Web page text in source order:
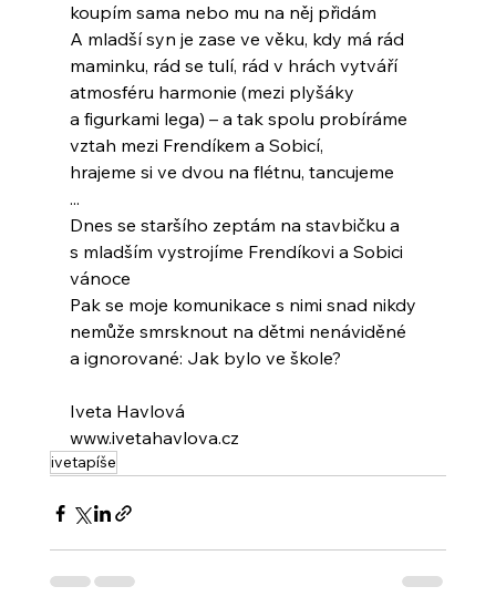
koupím sama nebo mu na něj přidám
A mladší syn je zase ve věku, kdy má rád
maminku, rád se tulí, rád v hrách vytváří
atmosféru harmonie (mezi plyšáky
a figurkami lega) – a tak spolu probíráme
vztah mezi Frendíkem a Sobicí,
hrajeme si ve dvou na flétnu, tancujeme
...
Dnes se staršího zeptám na stavbičku a
s mladším vystrojíme Frendíkovi a Sobici
vánoce
Pak se moje komunikace s nimi snad nikdy
nemůže smrsknout na dětmi nenáviděné
a ignorované: Jak bylo ve škole?
Iveta Havlová
www.ivetahavlova.cz
ivetapíše